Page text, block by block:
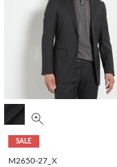
SALE
M2650-27_X